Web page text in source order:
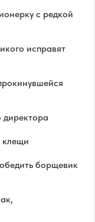
с редкой
исправят
директора
клещи
борщевик